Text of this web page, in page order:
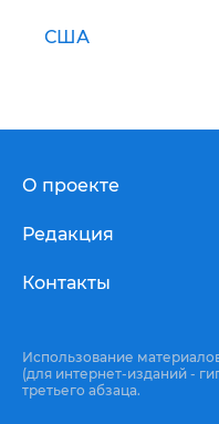
США
О проекте
Редакция
Контакты
Использование
(для интернет-изданий -
третьего абзаца.